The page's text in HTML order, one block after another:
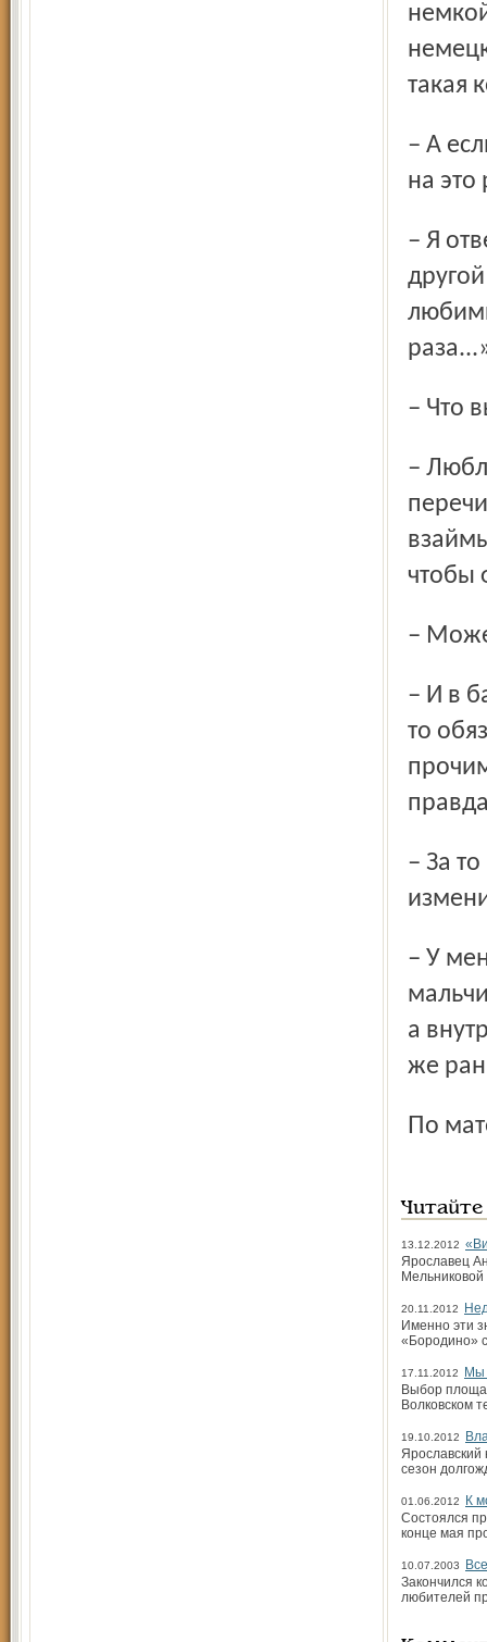
такая
– А если вы задерживаетесь после выступлений, как жена
на это
– Я отвечу анекдотом. Встречаются две подруги, одна
–
– Люблю спать и ходить в зоопарк. Обожаю читать, сейчас
чтобы
–
– И в баню хожу, и в ванне моюсь. Если попадаю в баню,
то
– За то время, когда ваше имя стало на слуху у публики, вы
– У меня за плечами опыт гастролей, концертов. Я уже не
а
же
По
13.12.2012
Ярославец
20.11.2012
Именно эти
«Бородино»
17.11.2012
Мы
Выбор
Волковском
19.10.2012
Ярославский
сезон
01.06.2012
К
Состоялся
конце мая
10.07.2003
Закончился
любителей